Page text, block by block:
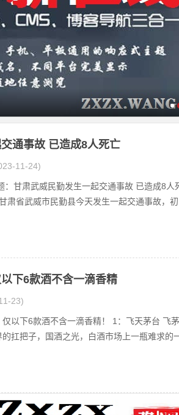
通事故 已造成8人死亡
11-24)
甘肃武威民勤发生一起交通事故 已造成8人死
肃省武威市民勤县今天发生一起交通事故，初
下6款酒不含一滴香精
23)
以下6款酒不含一滴香精！ 1：飞天茅台 飞茅
扛把子，国酒之光，白酒市场上一瓶难求的一
11-23)